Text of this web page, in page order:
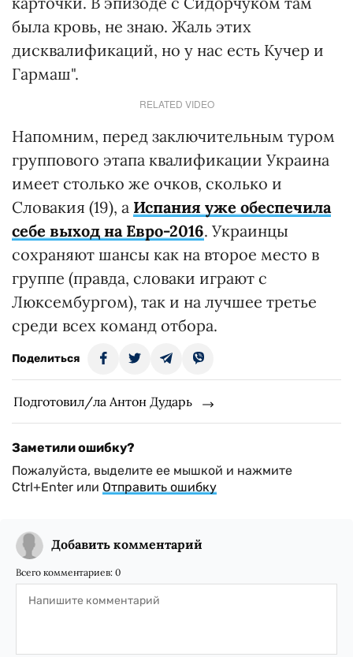
была кровь, не знаю. Жаль этих
дисквалификаций, но у нас есть Кучер и
Гармаш".
RELATED VIDEO
Напомним, перед заключительным туром
группового этапа квалификации Украина
имеет столько же очков, сколько и
Словакия (19), а Испания уже обеспечила
себе выход на Евро-2016. Украинцы
сохраняют шансы как на второе место в
группе (правда, словаки играют с
Люксембургом), так и на лучшее третье
среди всех команд отбора.
Поделиться
Подготовил/ла Антон Дударь
Заметили ошибку?
Пожалуйста, выделите ее мышкой и нажмите
Ctrl+Enter или Отправить ошибку
Добавить комментарий
Всего комментариев: 0